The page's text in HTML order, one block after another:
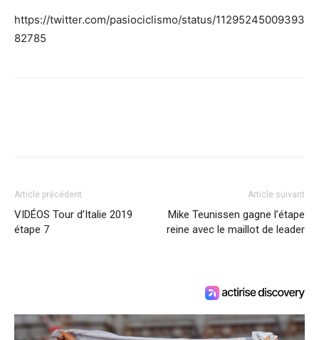
https://twitter.com/pasiociclismo/status/11295245009393
82785
Article précédent
VIDÉOS Tour d’Italie 2019
étape 7
Article suivant
Mike Teunissen gagne l’étape
reine avec le maillot de leader